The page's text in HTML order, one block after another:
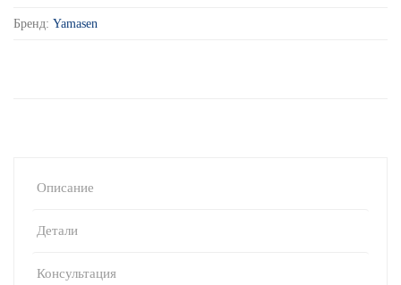
Бренд: Yamasen
Описание
Детали
Консультация